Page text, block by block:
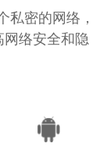
私密的网络，
络安全和隐